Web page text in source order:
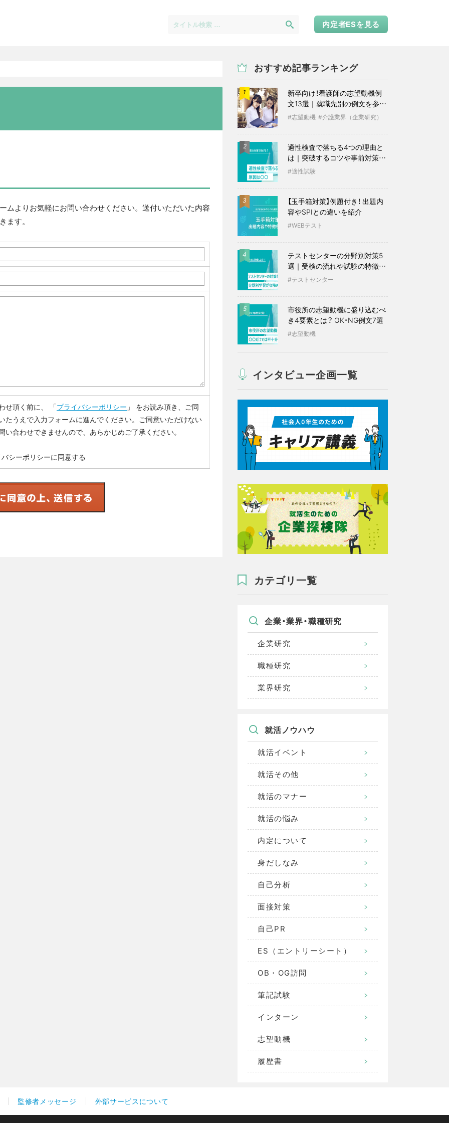
内定者ESを見る
ムよりお気軽にお問い合わせください。送付いただいた内容
ます。
せ頂く前に、 「プライバシーポリシー 」 をお読み頂き、ご同
たうえで入力フォームに進んでください。ご同意いただけない
い合わせできませんので、あらかじめご了承ください。
シーポリシーに同意する
おすすめ記事ランキング
1
新卒向け！看護師の志望動機例
文13選｜就職先別の例文を参考
に志望動機 介護業界（企業研究）
2
適性検査で落ちる4つの理由と
は｜突破するコツや事前対策も
紹介
適性試験
3
【玉手箱対策】例題付き！ 出題内
容やSPIとの違いを紹介
WEBテスト
4
テストセンターの分野別対策5
選｜受検の流れや試験の特徴も
紹介
テストセンター
5
市役所の志望動機に盛り込むべ
き4要素とは？ OK・NG例文7選
志望動機
インタビュー企画一覧
カテゴリ一覧
企業・業界・職種研究
企業研究
職種研究
業界研究
就活ノウハウ
就活イベント
就活その他
就活のマナー
就活の悩み
内定について
身だしなみ
自己分析
面接対策
自己PR
ES（エントリーシート）
OB・OG訪問
筆記試験
インターン
志望動機
履歴書
監修者メッセージ 外部サービスについて